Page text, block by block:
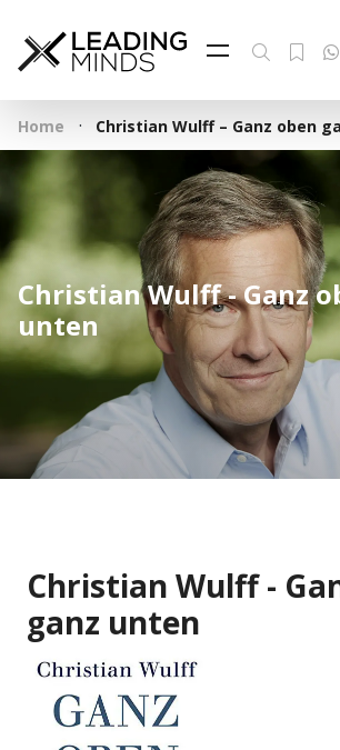
Feed & News
Reading Minds
Themen
Services
Wer wir sind
Kontakt
English
Home · Christian Wulff – Ganz oben
Christian Wulff - Ganz
unten
Christian Wulff -
ganz unten